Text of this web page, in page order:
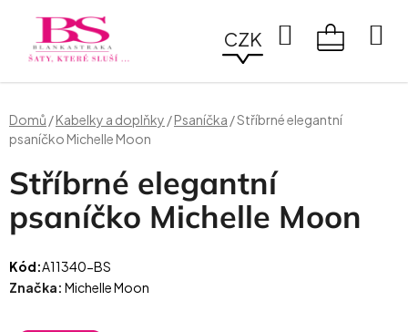
obsah
CZK
Hledat
Domů /Kabelky a doplňky /Psaníčka /Stříbrné elegantní
psaníčko Michelle Moon
Stříbrné elegantní
psaníčko Michelle Moon
Kód:A11340-BS
Značka: Michelle Moon